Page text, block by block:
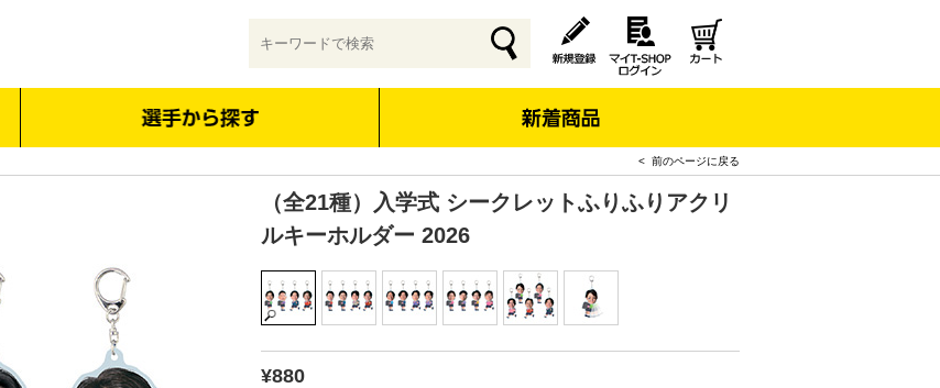
< 前のページに戻る
（全21種）入学式 シークレットふりふりアクリ
ルキーホルダー 2026
¥880